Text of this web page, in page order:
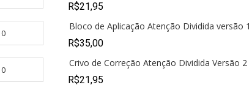
R$21,95
Bloco de Aplicação Atenção Dividida versão 1
R$35,00
Crivo de Correção Atenção Dividida Versão 2
R$21,95